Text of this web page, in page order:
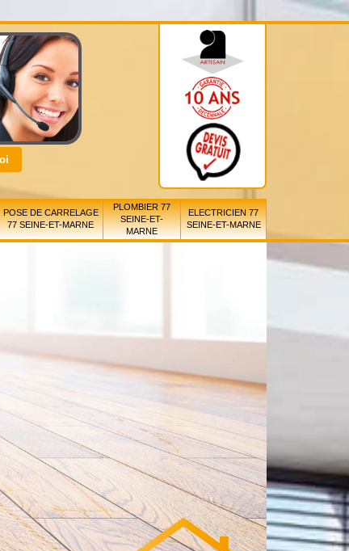
POSE DE CARRELAGE
77 SEINE-ET-MARNE
PLOMBIER 77
SEINE-ET-
MARNE
ELECTRICIEN 77
SEINE-ET-MARNE